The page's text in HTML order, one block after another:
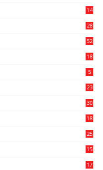
14
28
52
18
5
23
30
18
25
15
17